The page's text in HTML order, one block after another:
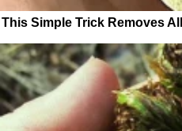
This Simple Trick Removes